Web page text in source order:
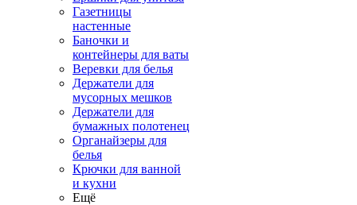
Газетницы
настенные
Баночки и
контейнеры для ваты
Веревки для белья
Держатели для
мусорных мешков
Держатели для
бумажных полотенец
Органайзеры для
белья
Крючки для ванной
и кухни
Ещё